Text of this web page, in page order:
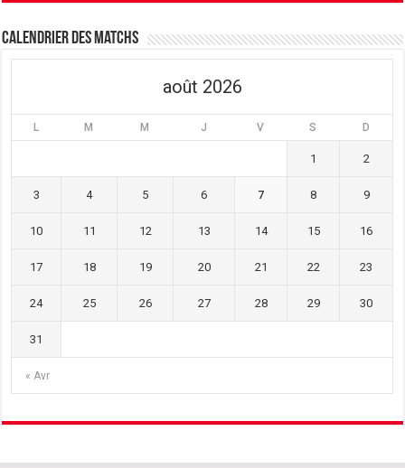
Calendrier des matchs
août 2026
L M M J V S D
« Avr
1 2
3 4 5 6 7 8 9
10 11 12 13 14 15 16
17 18 19 20 21 22 23
24 25 26 27 28 29 30
31